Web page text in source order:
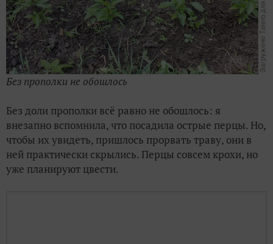
Без прополки не обошлось
Без доли прополки всё равно не обошлось: я
внезапно вспомнила, что посадила острые перцы. Но,
чтобы их увидеть, пришлось прорвать траву, они в
ней практически скрылись. Перцы совсем крохи, но
уже планируют цвести.